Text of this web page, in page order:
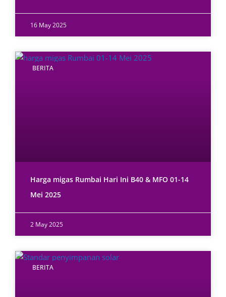
16 May 2025
BERITA
Harga migas Rumbai Hari Ini B40 & MFO 01-14
Mei 2025
2 May 2025
BERITA